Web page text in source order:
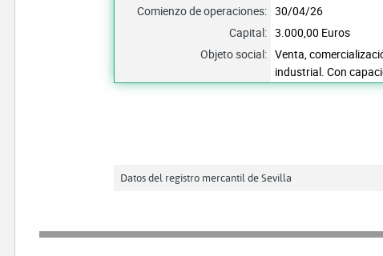
Comienzo de operaciones: 30/04/26
Capital: 3.000,00 Euros
Objeto social: Venta,
industrial. Con
Datos del registro mercantil de Sevilla